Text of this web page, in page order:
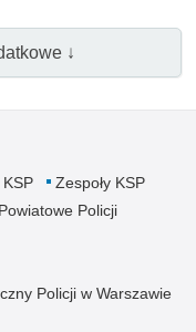
↓
Zespoły KSP
Policji
Policji w Warszawie